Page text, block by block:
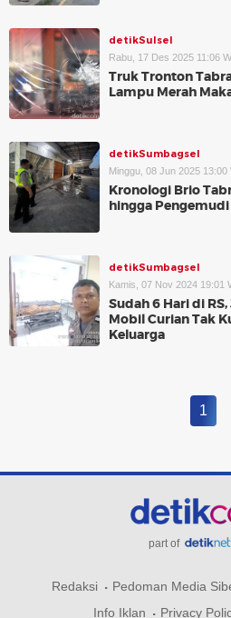
detikSulsel
Rabu, 17 Des 2025 11:06
Truk Tronton
Lampu Merah
detikSumbagsel
Minggu, 08 Jun 2025 13:00
Kronologi Brio
hingga
detikSumbagsel
Kamis, 07 Nov 2024 19:01
Sudah 6 Hari di
Mobil Curian Tak
Keluarga
1
part of
Redaksi Pedoman Media
Info Iklan
Privacy